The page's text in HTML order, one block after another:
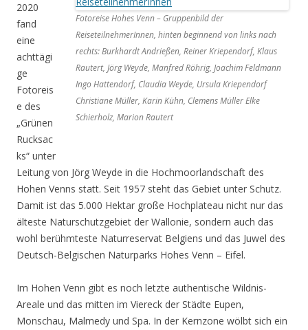
Fotoreise Hohes Venn – Gruppenbild der
ReiseteilnehmerInnen, hinten beginnend von links nach
rechts: Burkhardt Andrießen, Reiner Kriependorf, Klaus
Rautert, Jörg Weyde, Manfred Röhrig, Joachim Feldmann
Ingo Hattendorf, Claudia Weyde, Ursula Kriependorf
Christiane Müller, Karin Kühn, Clemens Müller Elke
Schierholz, Marion Rautert
2020
fand
eine
achttägi
ge
Fotoreis
e des
„Grünen
Rucksac
ks“ unter
Leitung von Jörg Weyde in die Hochmoorlandschaft des
Hohen Venns statt. Seit 1957 steht das Gebiet unter Schutz.
Damit ist das 5.000 Hektar große Hochplateau nicht nur das
älteste Naturschutzgebiet der Wallonie, sondern auch das
wohl berühmteste Naturreservat Belgiens und das Juwel des
Deutsch-Belgischen Naturparks Hohes Venn – Eifel.
Im Hohen Venn gibt es noch letzte authentische Wildnis-
Areale und das mitten im Viereck der Städte Eupen,
Monschau, Malmedy und Spa. In der Kernzone wölbt sich ein